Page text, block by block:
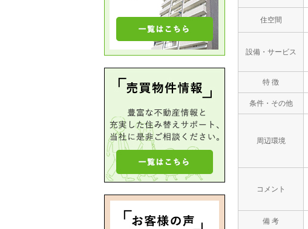
住空間
設備・サービス
特 徴
条件・その他
周辺環境
コメント
備 考